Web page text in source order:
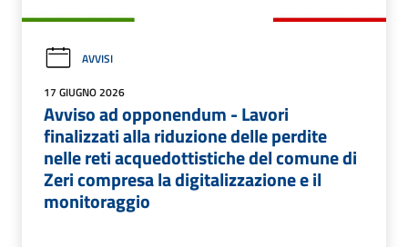
AVVISI
17 GIUGNO 2026
Avviso ad opponendum - Lavori
finalizzati alla riduzione delle perdite
nelle reti acquedottistiche del comune di
Zeri compresa la digitalizzazione e il
monitoraggio